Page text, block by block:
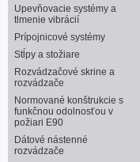
Upevňovacie systémy a
tlmenie vibrácií
Prípojnicové systémy
Stĺpy a stožiare
Rozvádzačové skrine a
rozvádzače
Normované konštrukcie s
funkčnou odolnosťou v
požiari E90
Dátové nástenné
rozvádzače